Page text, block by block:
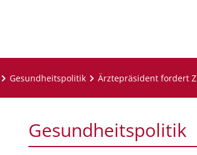
Gesundheitspolitik Ärztepräsident fordert
Gesundheitspolitik